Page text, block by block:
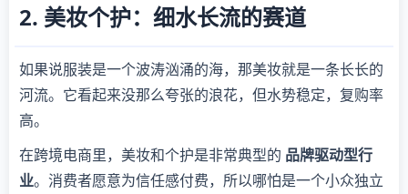
2. 美妆个护：细水长流的赛道
如果说服装是一个波涛汹涌的海，那美妆就是一条长长的
河流。它看起来没那么夸张的浪花，但水势稳定，复购率
高。
在跨境电商里，美妆和个护是非常典型的 品牌驱动型行
业。消费者愿意为信任感付费，所以哪怕是一个小众独立